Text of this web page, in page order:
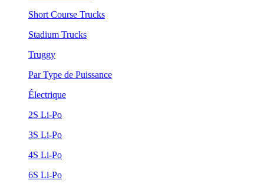
Short Course Trucks
Stadium Trucks
Truggy
Par Type de Puissance
Électrique
2S Li-Po
3S Li-Po
4S Li-Po
6S Li-Po